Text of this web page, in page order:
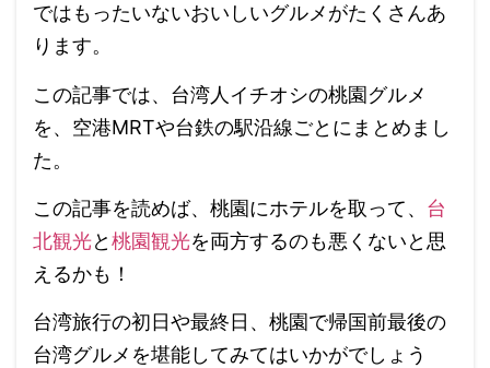
ではもったいないおいしいグルメがたくさんあ
ります。
この記事では、台湾人イチオシの桃園グルメ
を、空港MRTや台鉄の駅沿線ごとにまとめまし
た。
この記事を読めば、桃園にホテルを取って、 台
北観光と桃園観光を両方するのも悪くないと思
えるかも！
台湾旅行の初日や最終日、桃園で帰国前最後の
台湾グルメを堪能してみてはいかがでしょう